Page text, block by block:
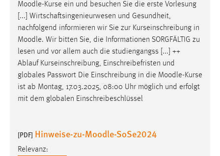
Moodle-Kurse ein und besuchen Sie die erste Vorlesung
[...] Wirtschaftsingenieurwesen und Gesundheit,
nachfolgend informieren wir Sie zur Kurseinschreibung in
Moodle. Wir bitten Sie, die Informationen SORGFÄLTIG zu
lesen und vor allem auch die studiengangss [...] ++
Ablauf Kurseinschreibung, Einschreibefristen und
globales Passwort Die Einschreibung in die Moodle-Kurse
ist ab Montag, 17.03.2025, 08:00 Uhr möglich und erfolgt
mit dem globalen Einschreibeschlüssel
[PDF] Hinweise-zu-Moodle-SoSe2024
Relevanz:
Zweck:
Zugriffsstatistik
Cookie Laufzeit:
Max. 13 Monate
MARKETING
Marketing Cookies werden von Drittanbietern
hinweg verfolgen.